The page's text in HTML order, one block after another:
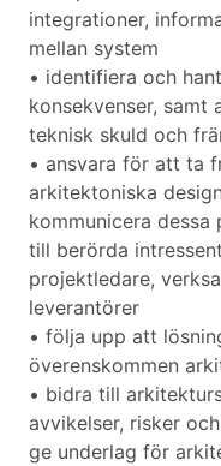
integrationer,
mellan system
• identifiera och
konsekvenser,
teknisk skuld och
• ansvara för att ta
arkitektoniska
kommunicera
till berörda
projektledare,
leverantörer
• följa upp att
överenskommen
• bidra till
avvikelser, risker
ge underlag för